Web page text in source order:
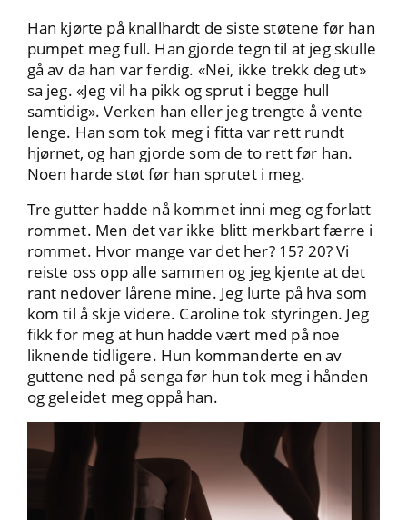
Han kjørte på knallhardt de siste støtene før han
pumpet meg full. Han gjorde tegn til at jeg skulle
gå av da han var ferdig. «Nei, ikke trekk deg ut»
sa jeg. «Jeg vil ha pikk og sprut i begge hull
samtidig». Verken han eller jeg trengte å vente
lenge. Han som tok meg i fitta var rett rundt
hjørnet, og han gjorde som de to rett før han.
Noen harde støt før han sprutet i meg.
Tre gutter hadde nå kommet inni meg og forlatt
rommet. Men det var ikke blitt merkbart færre i
rommet. Hvor mange var det her? 15? 20? Vi
reiste oss opp alle sammen og jeg kjente at det
rant nedover lårene mine. Jeg lurte på hva som
kom til å skje videre. Caroline tok styringen. Jeg
fikk for meg at hun hadde vært med på noe
liknende tidligere. Hun kommanderte en av
guttene ned på senga før hun tok meg i hånden
og geleidet meg oppå han.